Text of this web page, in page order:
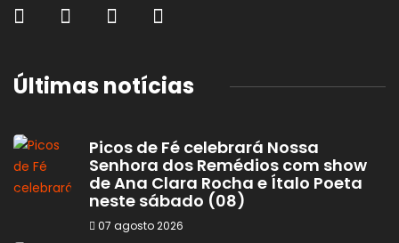
Últimas notícias
Picos de Fé celebrará Nossa
Senhora dos Remédios com show
de Ana Clara Rocha e Ítalo Poeta
neste sábado (08)
07 agosto 2026